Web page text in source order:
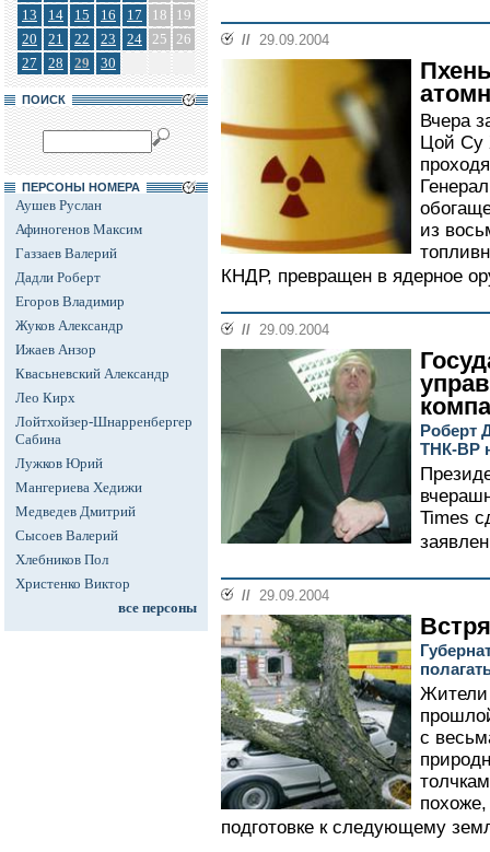
13
14 15 16 17 18
19
20
21 22 23 24 25 26
27
28 29 30
ПОИСК
ПЕРСОНЫ НОМЕРА
Аушев Руслан
Афиногенов Максим
Газзаев Валерий
Дадли Роберт
Егоров Владимир
Жуков Александр
Ижаев Анзор
Квасьневский Александр
Лео Кирх
Лойтхойзер-Шнарренбергер
Сабина
Лужков Юрий
Мангериева Хедижи
Медведев Дмитрий
Сысоев Валерий
Хлебников Пол
Христенко Виктор
все персоны
// 29.09.2004
Вчера
Цой Су
из
КНДР, превращен в ядерное
// 29.09.2004
Роберт
ТНК-ВР
Times
// 29.09.2004
Жители
с
подготовке к следующему